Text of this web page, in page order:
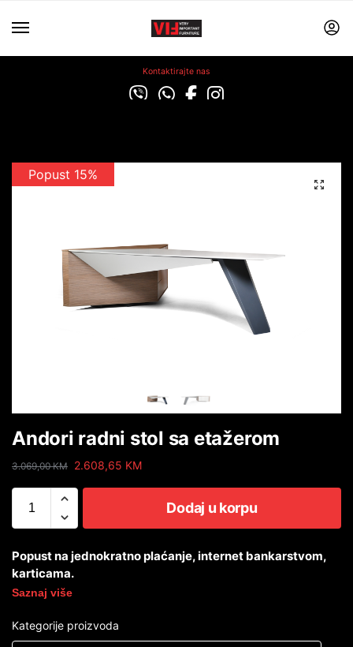
Kontaktirajte nas
Popust 15%
Andori radni stol sa etažerom
3.069,00KM 2.608,65 KM
Dodaj u korpu
Popust na jednokratno plaćanje, internet bankarstvom,
karticama.
Saznaj više
Kategorije proizvoda